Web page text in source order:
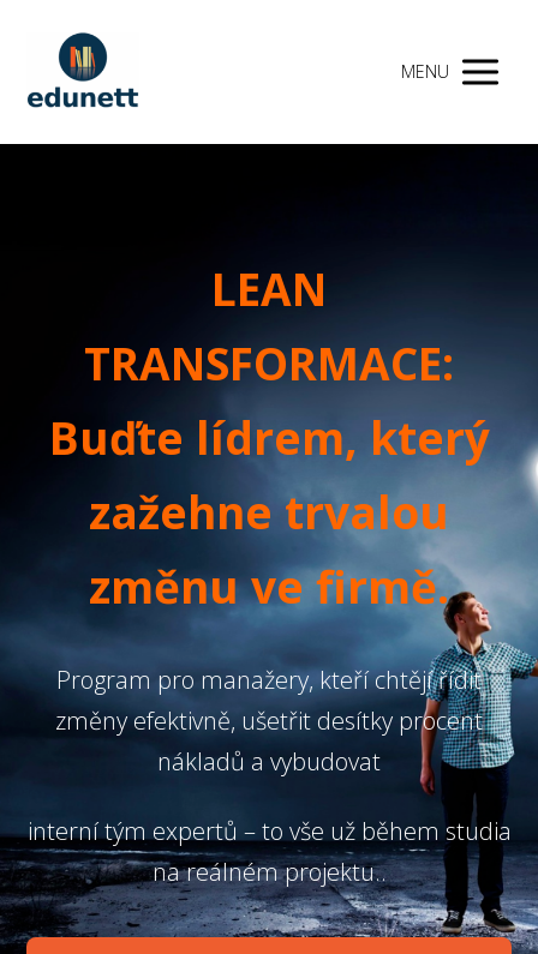
MENU
LEAN
TRANSFORMACE:
Buďte lídrem, který
zažehne trvalou
změnu ve firmě.
Program pro manažery, kteří chtějí řídit
změny efektivně, ušetřit desítky procent
nákladů a vybudovat
interní tým expertů – to vše už během studia
na reálném projektu..